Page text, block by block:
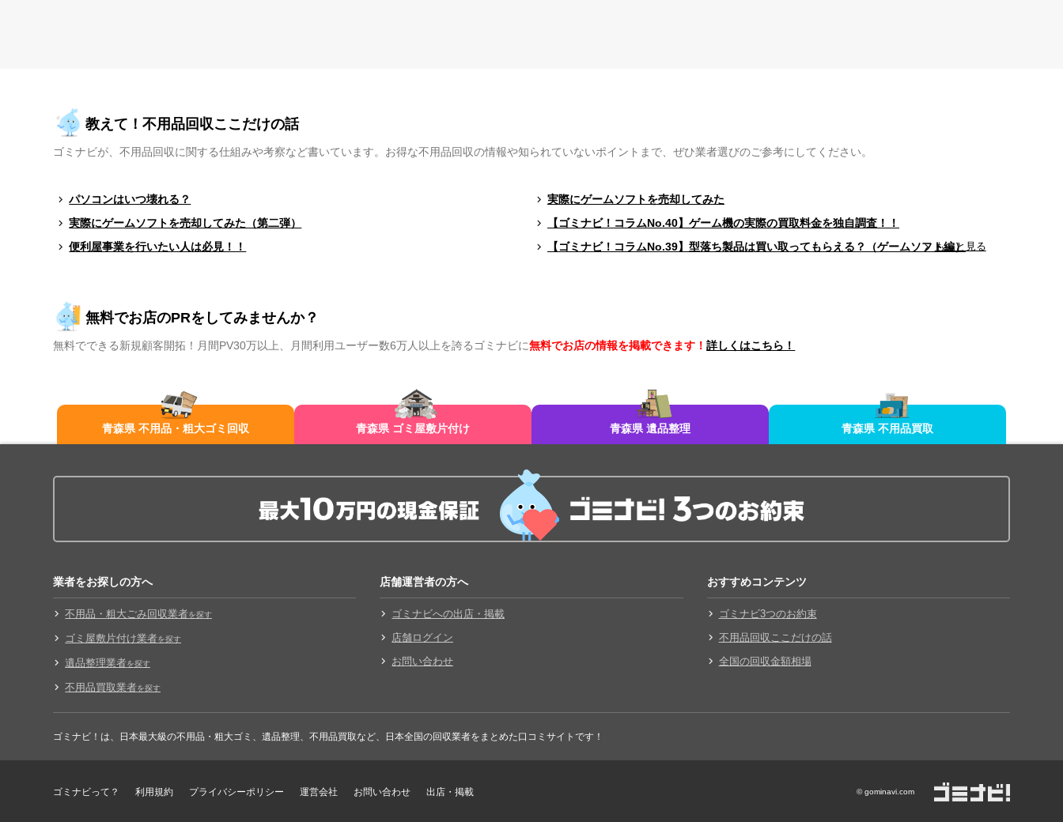
教えて！不用品回収ここだけの話
ゴミナビが、不用品回収に関する仕組みや考察など書いています。お得な不用品回収の情報や知られていないポイントまで、ぜひ業者選びのご参考にしてください。
パソコンはいつ壊れる？
実際にゲームソフトを売却してみた
実際にゲームソフトを売却してみた（第二弾）
【ゴミナビ！コラムNo.40】ゲーム機の実際の買取料金を独自調査！！
便利屋事業を行いたい人は必見！！
【ゴミナビ！コラムNo.39】型落ち製品は買い取ってもらえる？（ゲームソフト編）
もっと見る
無料でお店のPRをしてみませんか？
無料でできる新規顧客開拓！月間PV30万以上、月間利用ユーザー数6万人以上を誇るゴミナビに無料でお店の情報を掲載できます！詳しくはこちら！
青森県 不用品・粗大ゴミ回収 青森県 ゴミ屋敷片付け 青森県 遺品整理 青森県 不用品買取
業者をお探しの方へ
不用品・粗大ごみ回収業者を探す
ゴミ屋敷片付け業者を探す
遺品整理業者を探す
不用品買取業者を探す
店舗運営者の方へ
ゴミナビへの出店・掲載
店舗ログイン
お問い合わせ
おすすめコンテンツ
ゴミナビ3つのお約束
不用品回収ここだけの話
全国の回収金額相場
ゴミナビ！は、日本最大級の不用品・粗大ゴミ、遺品整理、不用品買取など、日本全国の回収業者をまとめた口コミサイトです！
ゴミナビって？ 利用規約 プライバシーポリシー 運営会社 お問い合わせ 出店・掲載 © gominavi.com